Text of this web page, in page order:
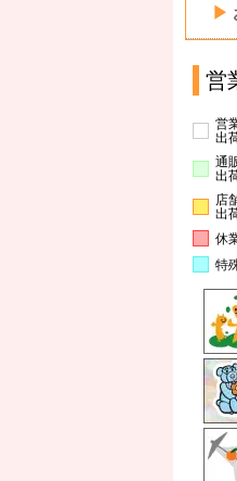
▶
営
営
出
通
出
店
出
休
特